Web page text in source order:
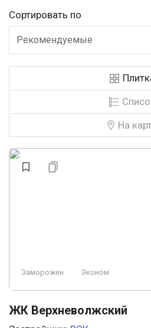
Детские площадки
Детский садик Школа
Строится У леса
Аптеки
Консьерж Элитный
Сортировать по
Рекомендуемые
На
Заморожен Эконом
ЖК Верхневолжский